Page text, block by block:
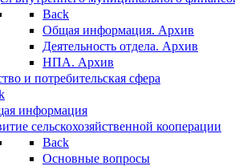
Back
Общая информация. Архив
Деятельность отдела. Архив
НПА. Архив
и потребительская сфера
информация
сельскохозяйственной кооперации
Back
Основные вопросы